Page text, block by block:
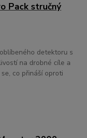
Pack stručný
detektoru s
na drobné cíle a
co přináší oproti